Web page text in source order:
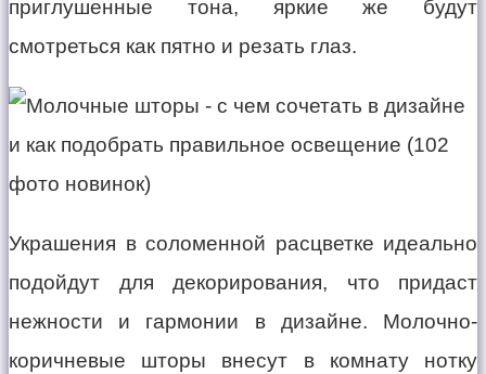
приглушенные тона, яркие же будут
смотреться как пятно и резать глаз.
Украшения в соломенной расцветке идеально
подойдут для декорирования, что придаст
нежности и гармонии в дизайне. Молочно-
коричневые шторы внесут в комнату нотку